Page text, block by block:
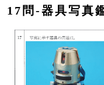
17問‐器具写真